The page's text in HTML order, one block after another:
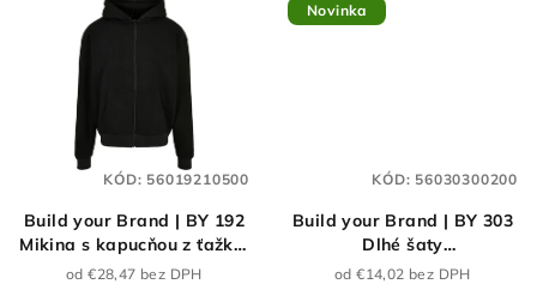
Build your Brand | BY 192
Mikina s kapucňou z ťažkej
bavlny_56.0192
od €28,47 bez DPH
KÓD: 56019210500
Novinka
Build your Brand | BY 303
Dlhé šaty
"Stonewash"_56.0303
od €14,02 bez DPH
KÓD: 56030300200